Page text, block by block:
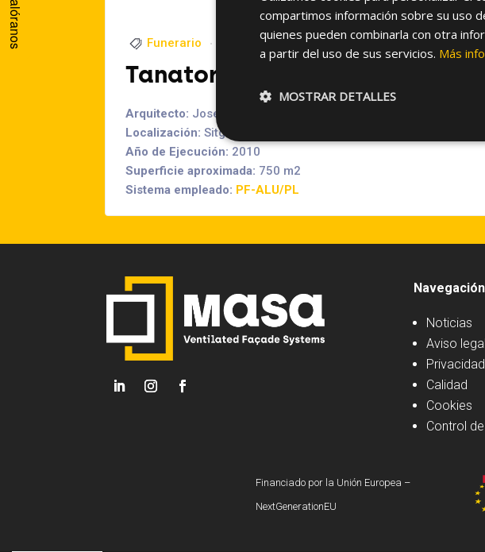
Funerario 2010
Tanatorio Sitges – Sistema
Arquitecto: Josep Ribas y Josep Ribas Folguera
Localización: Sitges (España)
Año de Ejecución: 2010
Superficie aproximada: 750 m2
Sistema empleado: PF-ALU/PL
Navegación
Noticias
Aviso legal
Privacidad
Calidad
Cookies
Control
Financiado por la Unión Europea –
NextGenerationEU
Valóranos
compartimos información sobre su uso
quienes pueden combinarla con otra
a partir del uso de sus servicios. Más
MOSTRAR DETALLES